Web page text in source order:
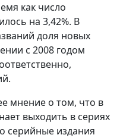
как число
на 3,42%. В
доля новых
с 2008 годом
мнение о том, что в
выходить в сериях
серийные издания